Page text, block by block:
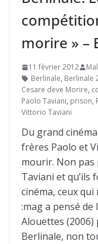
morire » –
11 février 2012
Berlinale, Berlinale
Cesare deve Morire,
Paolo Taviani, prison,
Vittorio Taviani
Du grand
frères Paolo et
mourir. Non pas
Taviani et qu’ils
cinéma, ceux
:mag a pensé
Alouettes
Berlinale, non